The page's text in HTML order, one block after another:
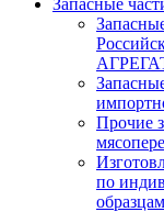
Запасные
Прочие
по